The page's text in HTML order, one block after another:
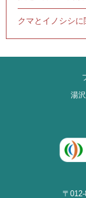
クマとイノシシに
湯
〒